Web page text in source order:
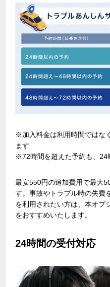
※加入料金は利用時間ではな
ます
※72時間を超えた予約も、24
最安550円の追加費用で最大
す。事故やトラブル時の失費
を利用されたい方は、本オプ
をおすすめいたします。
24時間の受付対応